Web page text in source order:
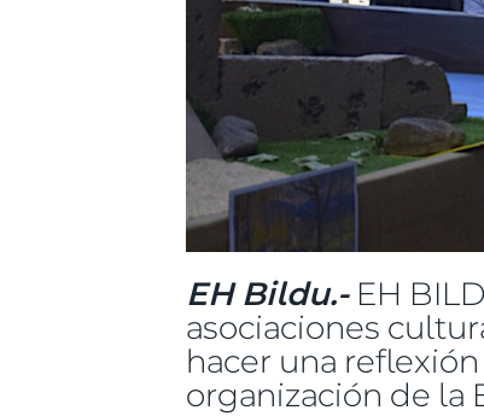
EH Bildu.-EH
asociaciones
hacer una
organización de la